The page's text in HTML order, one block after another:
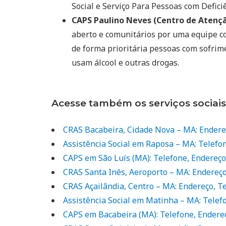
Social e Serviço Para Pessoas com
CAPS Paulino Neves (Centro de
aberto e comunitários por uma equipe
de forma prioritária pessoas com
usam álcool e outras drogas.
Acesse também os serviços
CRAS Bacabeira, Cidade Nova – MA:
Assistência Social em Raposa – MA:
CAPS em São Luís (MA): Telefone,
CRAS Santa Inês, Aeroporto – MA:
CRAS Açailândia, Centro – MA: Endereço,
Assistência Social em Matinha – MA:
CAPS em Bacabeira (MA): Telefone,